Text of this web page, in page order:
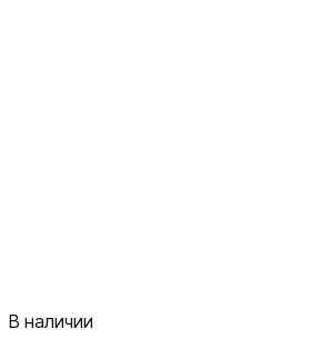
В наличии